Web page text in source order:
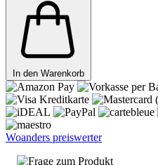
In den Warenkorb
Woanders preiswerter
Frage zum Produkt